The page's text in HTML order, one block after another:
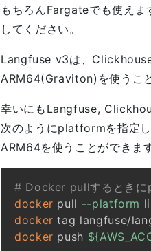
もちろんFargateでも使え
してください。
Langfuse v3は、Clickhouse
ARM64(Graviton)を使うこ
幸いにもLangfuse,
次のようにplatformを指定
ARM64を使うことができます
# Docker pullするとき
docker pull --platform
docker tag langfuse/
docker push